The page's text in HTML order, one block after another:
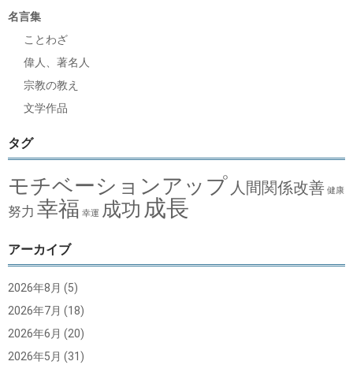
名言集
ことわざ
偉人、著名人
宗教の教え
文学作品
タグ
モチベーションアップ 人間関係改善 健康
努力 幸福 幸運 成功 成長
アーカイブ
2026年8月 (5)
2026年7月 (18)
2026年6月 (20)
2026年5月 (31)